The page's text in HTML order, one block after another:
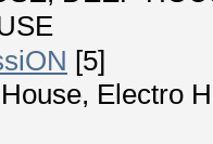
[5]
Electro